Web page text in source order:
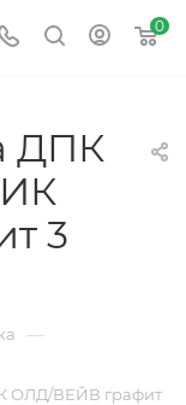
0
ДПК
3
—
ОЛД/ВЕЙВ графит